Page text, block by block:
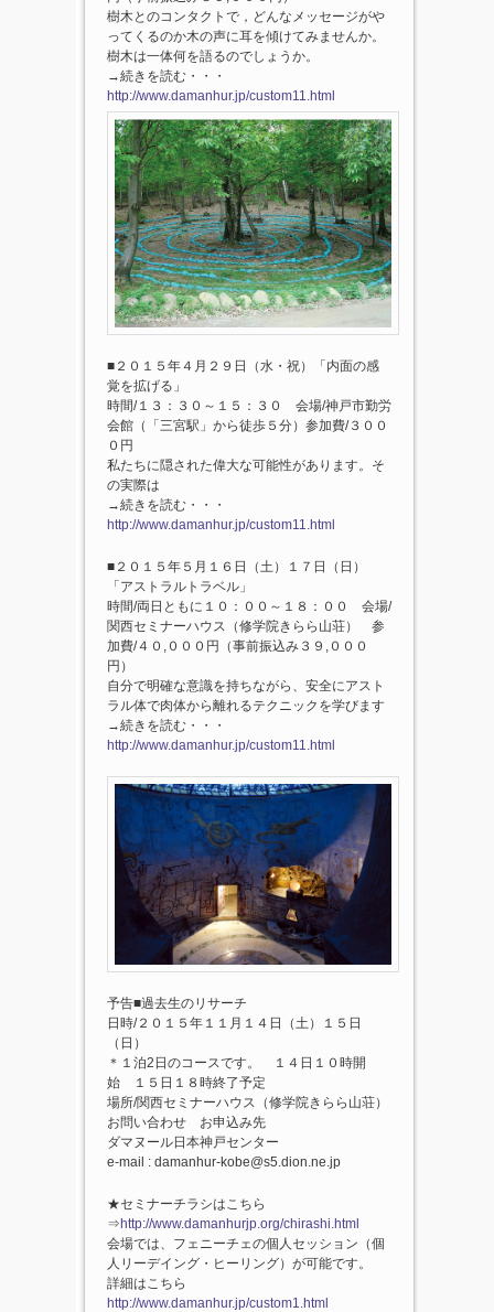
樹木とのコンタクトで，どんなメッセージがや
ってくるのか木の声に耳を傾けてみませんか。
樹木は一体何を語るのでしょうか。
→続きを読む・・・
http://www.damanhur.jp/custom11.html
■２０１５年４月２９日（水・祝）「内面の感
覚を拡げる」
時間/１３：３０～１５：３０ 会場/神戸市勤労
会館（「三宮駅」から徒歩５分）参加費/３００
０円
私たちに隠された偉大な可能性があります。そ
の実際は
→続きを読む・・・
http://www.damanhur.jp/custom11.html
■２０１５年５月１６日（土）１７日（日）
「アストラルトラベル」
時間/両日ともに１０：００～１８：００ 会場/
関西セミナーハウス（修学院きらら山荘） 参
加費/４０,０００円（事前振込み３９,０００
円）
自分で明確な意識を持ちながら、安全にアスト
ラル体で肉体から離れるテクニックを学びます
→続きを読む・・・
http://www.damanhur.jp/custom11.html
予告■過去生のリサーチ
日時/２０１５年１１月１４日（土）１５日
（日）
＊１泊2日のコースです。 １４日１０時開
始 １５日１８時終了予定
場所/関西セミナーハウス（修学院きらら山荘）
お問い合わせ お申込み先
ダマヌール日本神戸センター
e-mail : damanhur-kobe@s5.dion.ne.jp
★セミナーチラシはこちら
⇒http://www.damanhurjp.org/chirashi.html
会場では、フェニーチェの個人セッション（個
人リーデイング・ヒーリング）が可能です。
詳細はこちら
http://www.damanhur.jp/custom1.html